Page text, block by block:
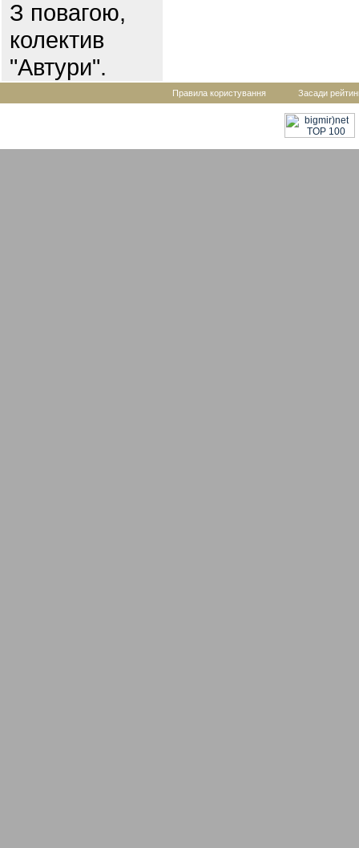
З повагою,
колектив
"Автури".
Правила користування Засади